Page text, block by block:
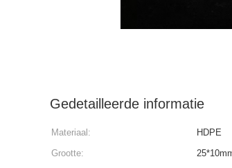
Gedetailleerde informatie
Materiaal: HDPE
Grootte: